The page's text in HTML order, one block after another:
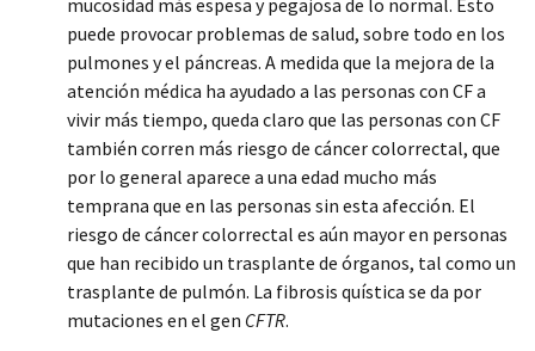
puede provocar problemas de salud, sobre todo en los
pulmones y el páncreas. A medida que la mejora de la
atención médica ha ayudado a las personas con CF a
vivir más tiempo, queda claro que las personas con CF
también corren más riesgo de cáncer colorrectal, que
por lo general aparece a una edad mucho más
temprana que en las personas sin esta afección. El
riesgo de cáncer colorrectal es aún mayor en personas
que han recibido un trasplante de órganos, tal como un
trasplante de pulmón. La fibrosis quística se da por
mutaciones en el gen CFTR.